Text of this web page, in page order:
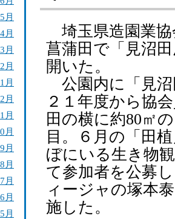
月
月
月
月
月
月
月
月
月
月
月
月
月
埼玉県造園業協
菖蒲田で「見沼
開いた。
公園内に「見沼
２１年度から協
田の横に約80㎡
目。６月の「田
ぼにいる生き物
て参加者を公募
ィージャの塚本
施した。